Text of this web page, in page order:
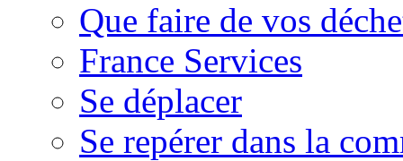
Que faire de vos
France Services
Se déplacer
Se repérer dans la